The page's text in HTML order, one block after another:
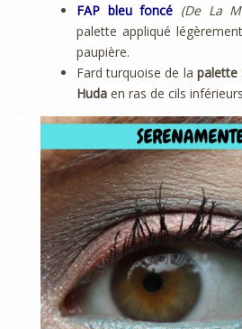
FAP bleu foncé (De La
palette appliqué
paupière.
Fard turquoise de la palette
Huda en ras de cils